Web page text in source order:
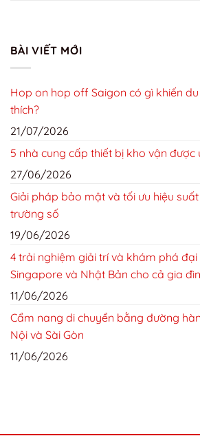
BÀI VIẾT MỚI
Hop on hop off Saigon có gì khiến
thích?
21/07/2026
5 nhà cung cấp thiết bị kho vận được
27/06/2026
Giải pháp bảo mật và tối ưu hiệu
trường số
19/06/2026
4 trải nghiệm giải trí và khám phá
Singapore và Nhật Bản cho cả gia
11/06/2026
Cẩm nang di chuyển bằng đường
Nội và Sài Gòn
11/06/2026